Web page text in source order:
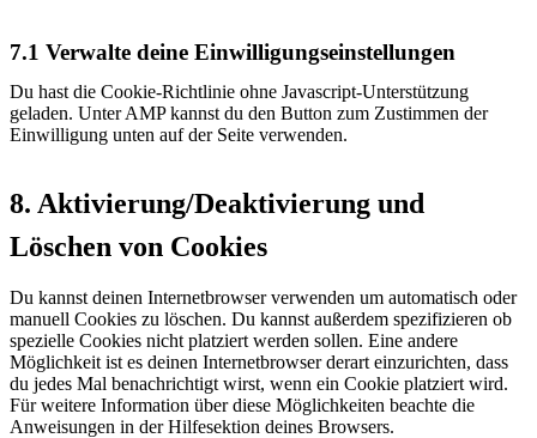
7.1 Verwalte deine Einwilligungseinstellungen
Du hast die Cookie-Richtlinie ohne Javascript-Unterstützung
geladen. Unter AMP kannst du den Button zum Zustimmen der
Einwilligung unten auf der Seite verwenden.
8. Aktivierung/Deaktivierung und
Löschen von Cookies
Du kannst deinen Internetbrowser verwenden um automatisch oder
manuell Cookies zu löschen. Du kannst außerdem spezifizieren ob
spezielle Cookies nicht platziert werden sollen. Eine andere
Möglichkeit ist es deinen Internetbrowser derart einzurichten, dass
du jedes Mal benachrichtigt wirst, wenn ein Cookie platziert wird.
Für weitere Information über diese Möglichkeiten beachte die
Anweisungen in der Hilfesektion deines Browsers.